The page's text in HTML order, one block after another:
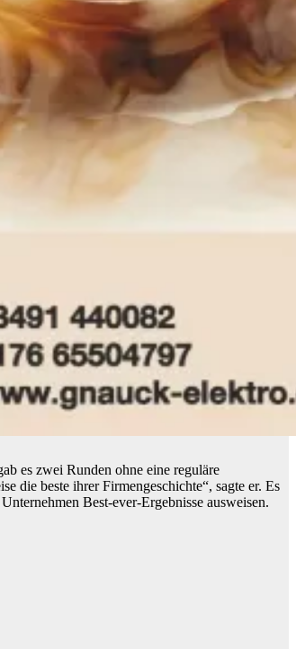
es zwei Runden ohne eine reguläre
die beste ihrer Firmengeschichte“, sagte er. Es
Best-ever-Ergebnisse ausweisen.